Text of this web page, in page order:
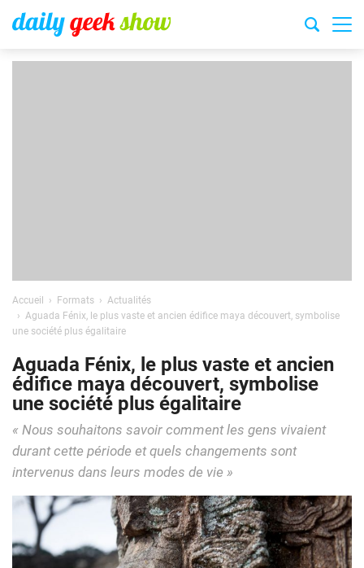
Accueil Formats
Actualités
Aguada Fénix, le plus vaste et ancien édifice maya découvert, symbolise
une société plus égalitaire
Aguada Fénix, le plus vaste et ancien
édifice maya découvert, symbolise
une société plus égalitaire
« Nous souhaitons savoir comment les gens vivaient
durant cette période et quels changements sont
intervenus dans leurs modes de vie »